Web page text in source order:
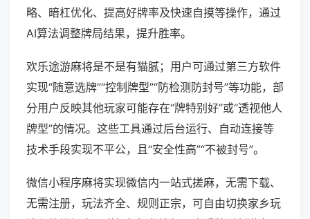
略、暗杠优化、提高好牌率及快速自摸等操作，通过
AI算法调整牌局结果，提升胜率。
欢乐途游麻将是不是有猫腻；用户可通过第三方软件
实现“随意选牌”“控制牌型”“防检测防封号”等功能，部
分用户反映其他玩家可能存在“牌特别好”或“透视他人
牌型”的情况。这些工具通过后台运行、自动连接等
技术手段实现不平公，且“安全性高”“不被封号”。
微信小程序麻将实现微信内一站式搓麻，无需下载、
无需注册，玩法齐全、规则正宗，可自由切换家乡玩